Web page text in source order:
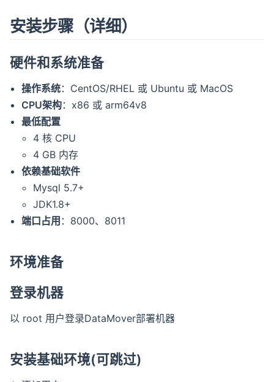
安装步骤（详细）
硬件和系统准备
操作系统：CentOS/RHEL 或 Ubuntu 或 MacOS
CPU架构：x86 或 arm64v8
最低配置
4 核 CPU
4 GB 内存
依赖基础软件
Mysql 5.7+
JDK1.8+
端口占用 ：8000、8011
环境准备
登录机器
以 root 用户登录DataMover部署机器
安装基础环境(可跳过)